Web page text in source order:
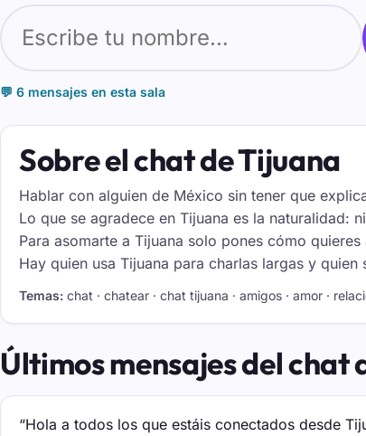
💬 6 mensajes en esta sala
Sobre el chat de Tijuana
Hablar con alguien de México sin tener que
Lo que se agradece en Tijuana es la naturalidad:
Para asomarte a Tijuana solo pones cómo
Hay quien usa Tijuana para charlas largas y
Temas: chat · chatear · chat tijuana · amigos · amor ·
Últimos mensajes del chat
“Hola a todos los que estáis conectados desde